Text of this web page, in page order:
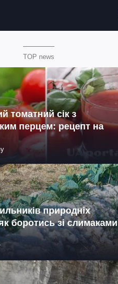
TOP news
томатний сік з
перцем: рецепт на
природніх
боротись зі слимаками